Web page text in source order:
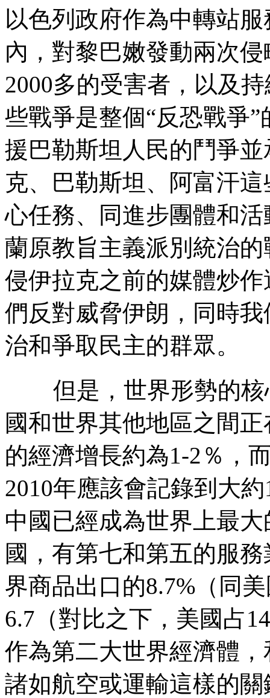
以色列政府作為中轉站
內，對黎巴嫩發動兩次
2000多的受害者，以及
些戰爭是整個“反恐戰爭”
援巴勒斯坦人民的鬥爭
克、巴勒斯坦、阿富汗
心任務、同進步團體和
蘭原教旨主義派別統治
侵伊拉克之前的媒體炒
們反對威脅伊朗，同時
治和爭取民主的群眾。
但是，世界形勢的
國和世界其他地區之間
的經濟增長約為1-2 ％，
2010年應該會記錄到大約
中國已經成為世界上最
國，有第七和第五的服
界商品出口的8.7% （同
6.7 （對比之下，美國占
作為第二大世界經濟體
諸如航空或運輸這樣的